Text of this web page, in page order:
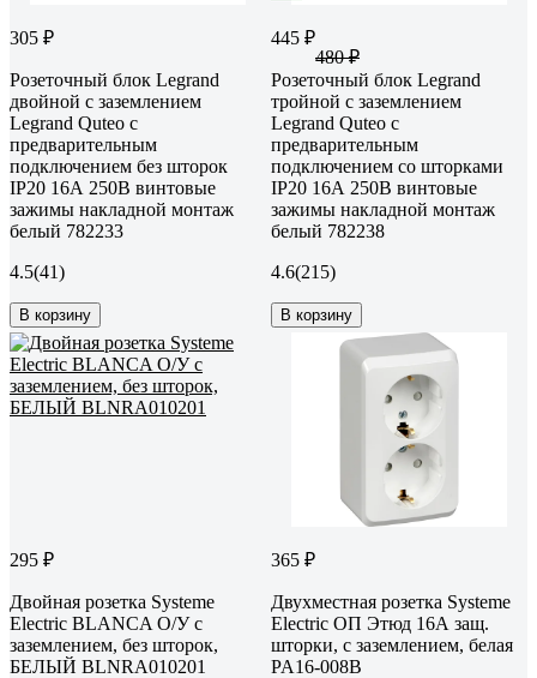
305 ₽
Розеточный блок Legrand
двойной с заземлением
Legrand Quteo с
предварительным
подключением без шторок
IP20 16А 250В винтовые
зажимы накладной монтаж
белый 782233
4.5(41)
В корзину
445 ₽
480 ₽
Розеточный блок Legrand
тройной с заземлением
Legrand Quteo с
предварительным
подключением со шторками
IP20 16А 250В винтовые
зажимы накладной монтаж
белый 782238
4.6(215)
В корзину
295 ₽
Двойная розетка Systeme
Electric BLANCA О/У с
заземлением, без шторок,
БЕЛЫЙ BLNRA010201
365 ₽
Двухместная розетка Systeme
Electric ОП Этюд 16А защ.
шторки, с заземлением, белая
PA16-008B